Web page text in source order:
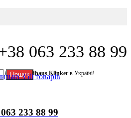
брендуFeldhaus Klinkerв Україні!
063 233 88 99
Пошук
233 88 99
350 товарів